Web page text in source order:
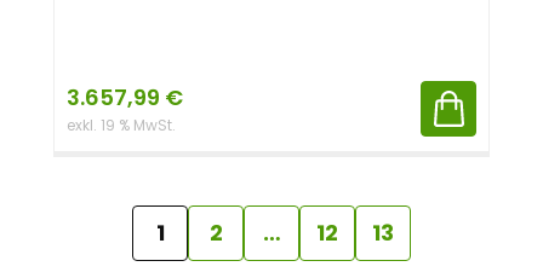
3.657,99 €
exkl. 19 % MwSt.
1 2 … 12 13